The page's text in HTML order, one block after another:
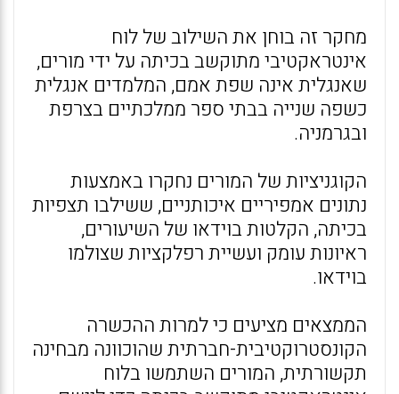
מחקר זה בוחן את השילוב של לוח
אינטראקטיבי מתוקשב בכיתה על ידי מורים,
שאנגלית אינה שפת אמם, המלמדים אנגלית
כשפה שנייה בבתי ספר ממלכתיים בצרפת
ובגרמניה.
הקוגניציות של המורים נחקרו באמצעות
נתונים אמפיריים איכותניים, ששילבו תצפיות
בכיתה, הקלטות בוידאו של השיעורים,
ראיונות עומק ועשיית רפלקציות שצולמו
בוידאו.
הממצאים מציעים כי למרות ההכשרה
הקונסטרוקטיבית-חברתית שהוכוונה מבחינה
תקשורתית, המורים השתמשו בלוח